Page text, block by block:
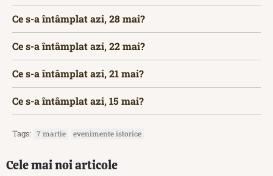
Ce s-a întâmplat azi, 28 mai?
Ce s-a întâmplat azi, 22 mai?
Ce s-a întâmplat azi, 21 mai?
Ce s-a întâmplat azi, 15 mai?
Tags: 7 martie evenimente istorice
Cele mai noi articole